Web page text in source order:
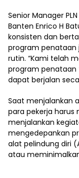
Senior Manager
Banten Enrico H
konsisten dan
program penataan
rutin. “Kami telah
program penataan
dapat berjalan
Saat menjalankan
para pekerja harus
menjalankan
mengedepankan
alat pelindung diri
atau